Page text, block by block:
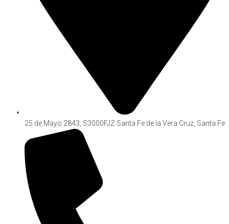
25 de Mayo 2843, S3000FJZ Santa Fe de la Vera Cruz, Santa Fe